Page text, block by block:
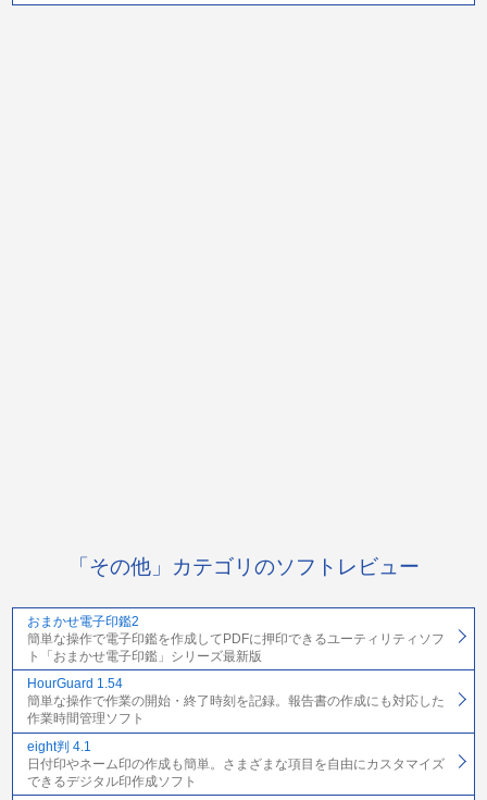
「その他」カテゴリのソフトレビュー
おまかせ電子印鑑2
簡単な操作で電子印鑑を作成してPDFに押印できるユーティリティソフ
ト「おまかせ電子印鑑」シリーズ最新版
HourGuard 1.54
簡単な操作で作業の開始・終了時刻を記録。報告書の作成にも対応した
作業時間管理ソフト
eight判 4.1
日付印やネーム印の作成も簡単。さまざまな項目を自由にカスタマイズ
できるデジタル印作成ソフト